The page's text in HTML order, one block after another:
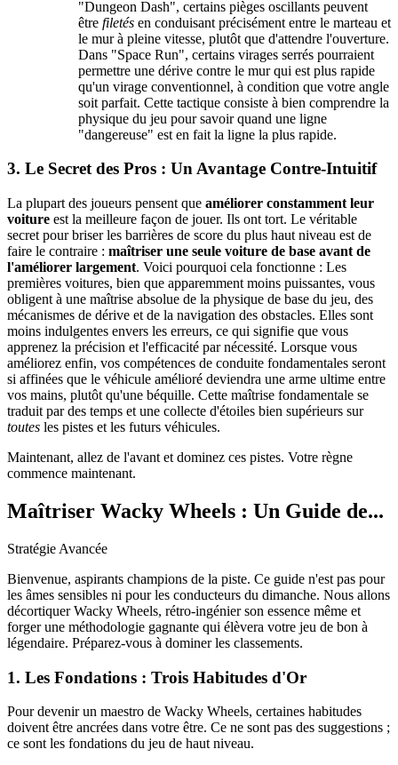
"Dungeon Dash", certains pièges oscillants peuvent
être filetés en conduisant précisément entre le marteau et
le mur à pleine vitesse, plutôt que d'attendre l'ouverture.
Dans "Space Run", certains virages serrés pourraient
permettre une dérive contre le mur qui est plus rapide
qu'un virage conventionnel, à condition que votre angle
soit parfait. Cette tactique consiste à bien comprendre la
physique du jeu pour savoir quand une ligne
"dangereuse" est en fait la ligne la plus rapide.
3. Le Secret des Pros : Un Avantage Contre-Intuitif
La plupart des joueurs pensent que améliorer constamment leur
voiture est la meilleure façon de jouer. Ils ont tort. Le véritable
secret pour briser les barrières de score du plus haut niveau est de
faire le contraire : maîtriser une seule voiture de base avant de
l'améliorer largement. Voici pourquoi cela fonctionne : Les
premières voitures, bien que apparemment moins puissantes, vous
obligent à une maîtrise absolue de la physique de base du jeu, des
mécanismes de dérive et de la navigation des obstacles. Elles sont
moins indulgentes envers les erreurs, ce qui signifie que vous
apprenez la précision et l'efficacité par nécessité. Lorsque vous
améliorez enfin, vos compétences de conduite fondamentales seront
si affinées que le véhicule amélioré deviendra une arme ultime entre
vos mains, plutôt qu'une béquille. Cette maîtrise fondamentale se
traduit par des temps et une collecte d'étoiles bien supérieurs sur
toutes les pistes et les futurs véhicules.
Maintenant, allez de l'avant et dominez ces pistes. Votre règne
commence maintenant.
Maîtriser Wacky Wheels : Un Guide de...
Stratégie Avancée
Bienvenue, aspirants champions de la piste. Ce guide n'est pas pour
les âmes sensibles ni pour les conducteurs du dimanche. Nous allons
décortiquer Wacky Wheels, rétro-ingénier son essence même et
forger une méthodologie gagnante qui élèvera votre jeu de bon à
légendaire. Préparez-vous à dominer les classements.
1. Les Fondations : Trois Habitudes d'Or
Pour devenir un maestro de Wacky Wheels, certaines habitudes
doivent être ancrées dans votre être. Ce ne sont pas des suggestions ;
ce sont les fondations du jeu de haut niveau.